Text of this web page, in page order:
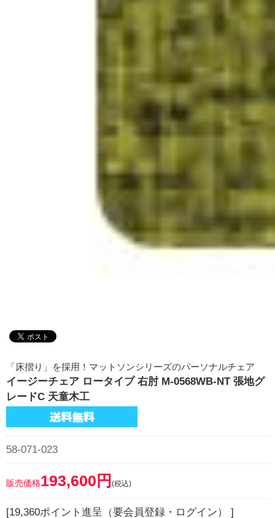
「床摺り」を採用！マットソンシリーズのパーソナルチェア
イージーチェア ロータイプ 右肘 M-0568WB-NT 張地グ
レードC 天童木工
58-071-023
販売価格193,600円 (税込)
[19,360ポイント進呈（要会員登録・ログイン） ]